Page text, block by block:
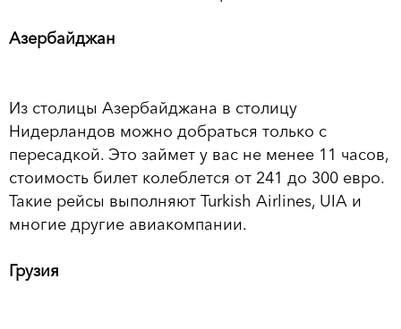
Азербайджан
Из столицы Азербайджана в столицу
Нидерландов можно добраться только с
пересадкой. Это займет у вас не менее 11 часов,
стоимость билет колеблется от 241 до 300 евро.
Такие рейсы выполняют Turkish Airlines, UIA и
многие другие авиакомпании.
Грузия